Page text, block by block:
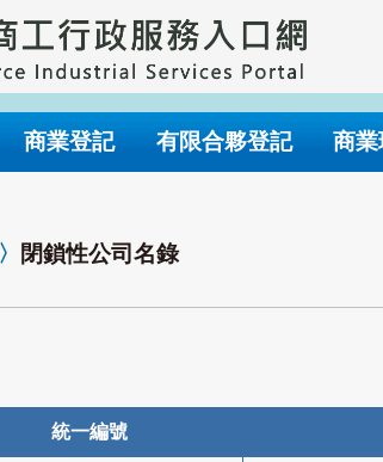
商業登記 有限合夥登記 商
〉 閉鎖性公司名錄
統一編號